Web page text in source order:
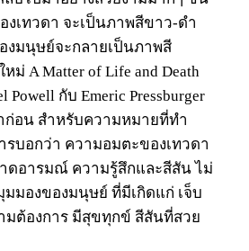
เทวดา จะเป็นภาพสีขาว-ดำ
งมนุษย์จะกลายเป็นภาพสี
ม่ A Matter of Life and Death
Powell กับ Emeric Pressburger
ก่อน สำหรับความหมายที่ทำ
รบอกว่า ความอมตะของเทวดา
ดอารมณ์ ความรู้สึกและสีสัน ไม่
มองของมนุษย์ ที่มีเกิดแก่ เจ็บ
มต้องการ มีสุขทุกข์ สีสันที่สวย